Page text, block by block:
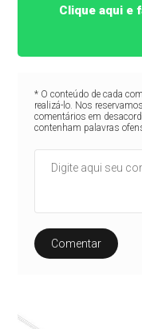
Clique aqui e
* O conteúdo de cada
realizá-lo. Nos
comentários em
contenham palavras
Comentar